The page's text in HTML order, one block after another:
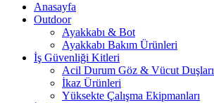
Anasayfa
Outdoor
Ayakkabı & Bot
Ayakkabı Bakım Ürünleri
İş Güvenliği Kitleri
Acil Durum Göz & Vücut Duşları
İkaz Ürünleri
Yüksekte Çalışma Ekipmanları